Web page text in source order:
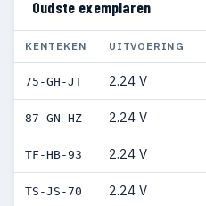
Oudste exemplaren
KENTEKEN UITVOERING
75-GH-JT 2.24 V
87-GN-HZ 2.24 V
TF-HB-93 2.24 V
TS-JS-70 2.24 V